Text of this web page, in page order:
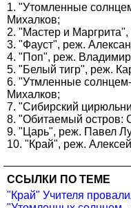
1. "Утомленные
Михалков;
2. "Мастер и
3. "Фауст", реж.
4. "Поп", реж. Владимир
5. "Белый тигр", реж.
6. "Утмленные
Михалков;
7. "Сибирский
8. "Обитаемый остров:
9. "Царь", реж. Павел
10. "Край", реж.
ССЫЛКИ ПО ТЕМЕ
"Край" Учителя